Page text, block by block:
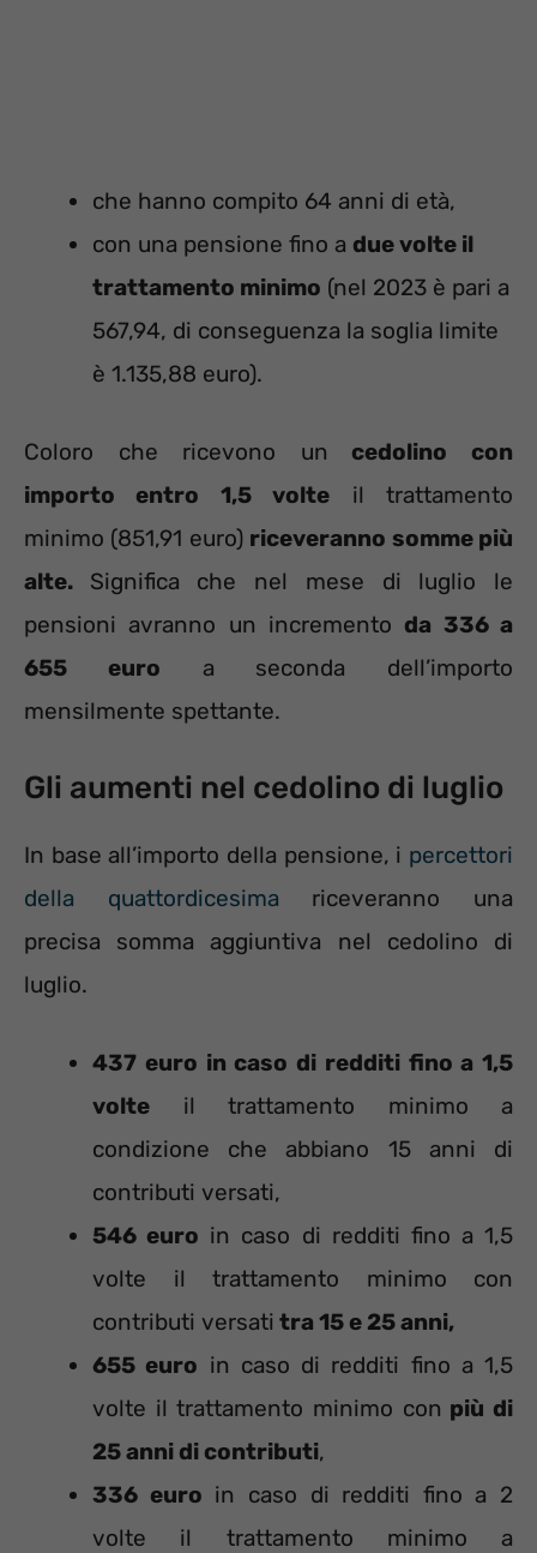
che hanno compito 64 anni di età,
con una pensione fino a due volte il
trattamento minimo (nel 2023 è pari a
567,94, di conseguenza la soglia limite
è 1.135,88 euro).
Coloro che ricevono un cedolino con
importo entro 1,5 volte il trattamento
minimo (851,91 euro) riceveranno somme più
alte. Significa che nel mese di luglio le
pensioni avranno un incremento da 336 a
655 euro a seconda dell’importo
mensilmente spettante.
Gli aumenti nel cedolino di luglio
In base all’importo della pensione, i percettori
della quattordicesima riceveranno una
precisa somma aggiuntiva nel cedolino di
luglio.
437 euro in caso di redditi fino a 1,5
volte il trattamento minimo a
condizione che abbiano 15 anni di
contributi versati,
546 euro in caso di redditi fino a 1,5
volte il trattamento minimo con
contributi versati tra 15 e 25 anni,
655 euro in caso di redditi fino a 1,5
volte il trattamento minimo con più di
25 anni di contributi,
336 euro in caso di redditi fino a 2
volte il trattamento minimo a